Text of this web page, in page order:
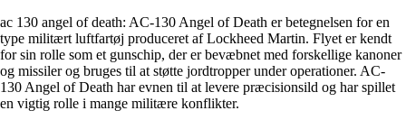
ac 130 angel of death: AC-130 Angel of Death er betegnelsen for en
type militært luftfartøj produceret af Lockheed Martin. Flyet er kendt
for sin rolle som et gunschip, der er bevæbnet med forskellige kanoner
og missiler og bruges til at støtte jordtropper under operationer. AC-
130 Angel of Death har evnen til at levere præcisionsild og har spillet
en vigtig rolle i mange militære konflikter.